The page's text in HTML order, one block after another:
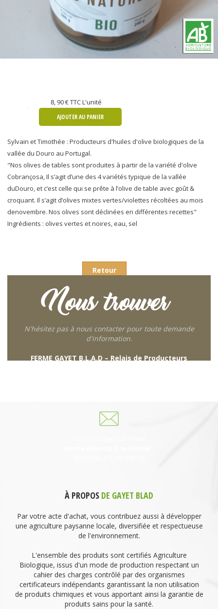
8, 90 €TTC L'unité
AJOUTER AU PANIER
Sylvain et Timothée : Producteurs d'huiles d'olive biologiques de la
vallée du Douro au Portugal.
"Nos olives de tables sont produites à partir de la variété d'olive
Cobrançosa, Il s’agit d’une des 4 variétés typique de la vallée
duDouro, et c’est celle qui se prête à l’olive de table avec goût &
croquant. Il s’agit d’olives mixtes vertes/violettes récoltées au mois
denovembre. Nos olives sont déclinées en différentes recettes"
Ingrédients : olives vertes et noires, eau, sel
Retour
Nous trouver
N'hésitez pas à nous contacter pour toute demande
d'information.
FERME GAYET B.L.A.D – Relais de Producteurs
À PROPOS DE GAYET BLAD
Par votre acte d'achat, vous contribuez aussi à développer
une agriculture paysanne locale, diversifiée et respectueuse
de l'environnement.
L'ensemble des produits sont certifiés Agriculture
Biologique, issus d'un mode de production respectant un
cahier des charges contrôlé par des organismes
certificateurs indépendants garantissant la non utilisation
de produits chimiques et vous apportant ainsi la garantie de
produits sains pour la santé.